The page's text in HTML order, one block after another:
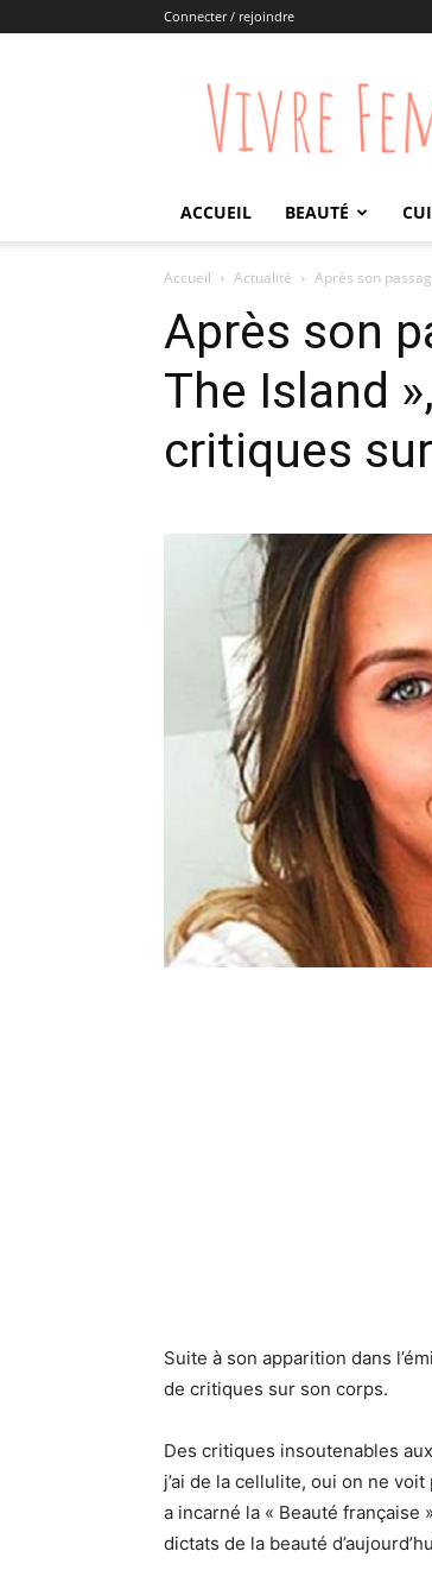
Connecter / rejoindre
Vivre
Femme
ACCUEIL BEAUTÉ
Accueil Actualité Après son
Après son
The Island
critiques
Suite à son apparition dans
de critiques sur son corps.
Des critiques insoutenables
j’ai de la cellulite, oui on ne
a incarné la « Beauté française
dictats de la beauté